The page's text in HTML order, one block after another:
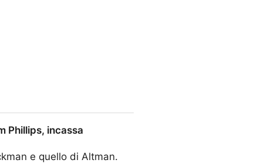
Phillips, incassa
e quello di Altman.